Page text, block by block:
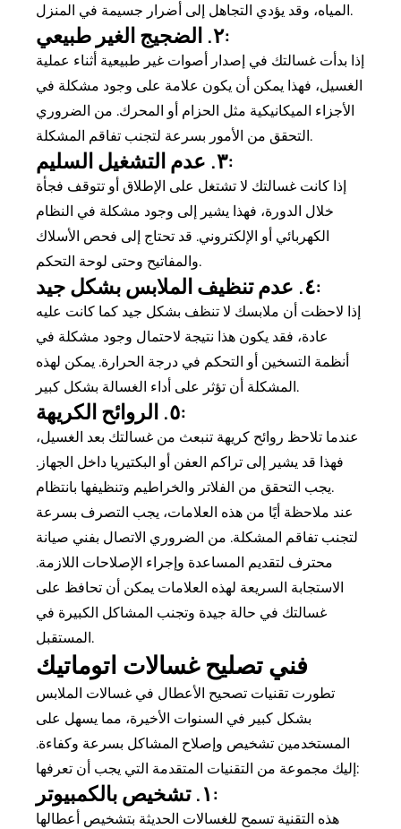
المياه، وقد يؤدي التجاهل إلى أضرار جسيمة في المنزل.
٢. الضجيج الغير طبيعي:
إذا بدأت غسالتك في إصدار أصوات غير طبيعية أثناء عملية
الغسيل، فهذا يمكن أن يكون علامة على وجود مشكلة في
الأجزاء الميكانيكية مثل الحزام أو المحرك. من الضروري
التحقق من الأمور بسرعة لتجنب تفاقم المشكلة.
٣. عدم التشغيل السليم:
إذا كانت غسالتك لا تشتغل على الإطلاق أو تتوقف فجأة
خلال الدورة، فهذا يشير إلى وجود مشكلة في النظام
الكهربائي أو الإلكتروني. قد تحتاج إلى فحص الأسلاك
والمفاتيح وحتى لوحة التحكم.
٤. عدم تنظيف الملابس بشكل جيد:
إذا لاحظت أن ملابسك لا تنظف بشكل جيد كما كانت عليه
عادة، فقد يكون هذا نتيجة لاحتمال وجود مشكلة في
أنظمة التسخين أو التحكم في درجة الحرارة. يمكن لهذه
المشكلة أن تؤثر على أداء الغسالة بشكل كبير.
٥. الروائح الكريهة:
عندما تلاحظ روائح كريهة تنبعث من غسالتك بعد الغسيل،
فهذا قد يشير إلى تراكم العفن أو البكتيريا داخل الجهاز.
يجب التحقق من الفلاتر والخراطيم وتنظيفها بانتظام.
عند ملاحظة أيًا من هذه العلامات، يجب التصرف بسرعة
لتجنب تفاقم المشكلة. من الضروري الاتصال بفني صيانة
محترف لتقديم المساعدة وإجراء الإصلاحات اللازمة.
الاستجابة السريعة لهذه العلامات يمكن أن تحافظ على
غسالتك في حالة جيدة وتجنب المشاكل الكبيرة في
المستقبل.
فني تصليح غسالات اتوماتيك
تطورت تقنيات تصحيح الأعطال في غسالات الملابس
بشكل كبير في السنوات الأخيرة، مما يسهل على
المستخدمين تشخيص وإصلاح المشاكل بسرعة وكفاءة.
إليك مجموعة من التقنيات المتقدمة التي يجب أن تعرفها:
١. تشخيص بالكمبيوتر:
هذه التقنية تسمح للغسالات الحديثة بتشخيص أعطالها